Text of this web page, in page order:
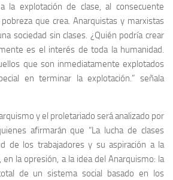
la explotación de clase, al consecuente
que crea. Anarquistas y marxistas
sociedad sin clases. ¿Quién podría crear
es el interés de toda la humanidad.
que son inmediatamente explotados
en terminar la explotación.” señala
y el proletariado será analizado por
afirmarán que “La lucha de clases
de los trabajadores y su aspiración a la
la opresión, a la idea del Anarquismo: la
de un sistema social basado en los